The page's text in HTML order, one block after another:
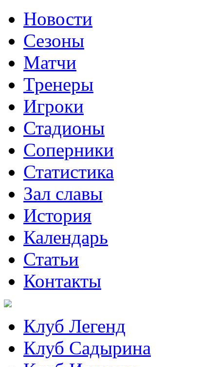
Новости
Сезоны
Матчи
Тренеры
Игроки
Стадионы
Соперники
Статистика
Зал славы
История
Календарь
Статьи
Контакты
Клуб Легенд
Клуб Садырина